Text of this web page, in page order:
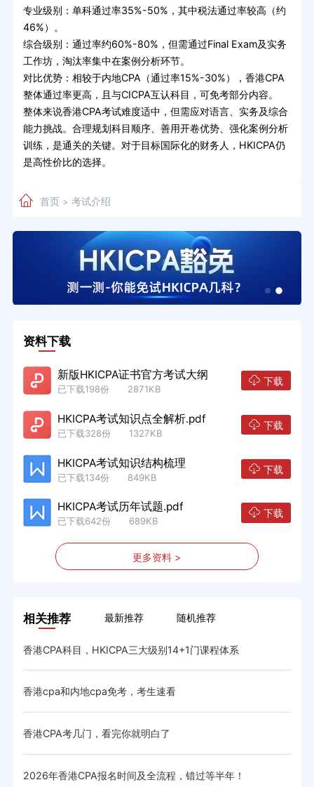
专业级别：单科通过率35%-50%，其中税法通过率较高（约
46%）。
综合级别：通过率约60%-80%，但需通过Final Exam及实务
工作坊，淘汰率集中在案例分析环节。
对比优势：相较于内地CPA（通过率15%-30%），香港CPA
整体通过率更高，且与CICPA互认科目，可免考部分内容。
整体来说香港CPA考试难度适中，但需应对语言、实务及综合
能力挑战。合理规划科目顺序、善用开卷优势、强化案例分析
训练，是通关的关键。对于目标国际化的财务人，HKICPA仍
是高性价比的选择。
首页> 考试介绍
资料下载
新版HKICPA证书官方考试大纲
已下载198份 2871KB
下载
HKICPA考试知识点全解析.pdf
已下载328份 1327KB
下载
HKICPA考试知识结构梳理
已下载134份 849KB
下载
HKICPA考试历年试题.pdf
已下载642份 689KB
下载
更多资料 >
相关推荐 最新推荐 随机推荐
香港CPA科目，HKICPA三大级别14+1门课程体系
香港cpa和内地cpa免考，考生速看
香港CPA考几门，看完你就明白了
2026年香港CPA报名时间及全流程，错过等半年！